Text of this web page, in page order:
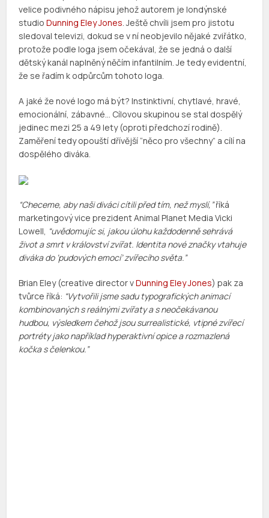
velice podivného nápisu jehož autorem je londýnské
studioDunning Eley Jones. Ještě chvíli jsem pro jistotu
sledoval televizi, dokud se v ní neobjevilo nějaké zviřátko,
protože podle loga jsem očekával, že se jedná o další
dětský kanál naplněný něčím infantilním. Je tedy evidentní,
že se řadím k odpůrcům tohoto loga.
A jaké že nové logo má být? Instinktivní, chytlavé, hravé,
emocionální, zábavné… Cílovou skupinou se stal dospělý
jedinec mezi 25 a 49 lety (oproti předchozí rodině).
Zaměření tedy opouští dřívější “něco pro všechny” a cílí na
dospělého diváka.
“Checeme, aby naši diváci cítili před tím, než myslí,”říká
marketingový vice prezident Animal Planet Media Vicki
Lowell, “uvědomujíc si, jakou úlohu každodenně sehrává
život a smrt v království zvířat. Identita nové značky vtahuje
diváka do ‘pudových emocí’ zvířecího světa.”
Brian Eley (creative director vDunning Eley Jones) pak za
tvůrce říká: “Vytvořili jsme sadu typografických animací
kombinovaných s reálnými zvířaty a s neočekávanou
hudbou, výsledkem čehož jsou surrealistické, vtipné zvířecí
portréty jako například hyperaktivní opice a rozmazlená
kočka s čelenkou.”